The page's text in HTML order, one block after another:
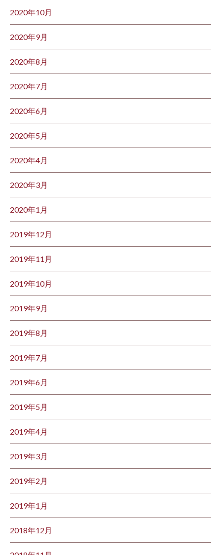
2020年10月
2020年9月
2020年8月
2020年7月
2020年6月
2020年5月
2020年4月
2020年3月
2020年1月
2019年12月
2019年11月
2019年10月
2019年9月
2019年8月
2019年7月
2019年6月
2019年5月
2019年4月
2019年3月
2019年2月
2019年1月
2018年12月